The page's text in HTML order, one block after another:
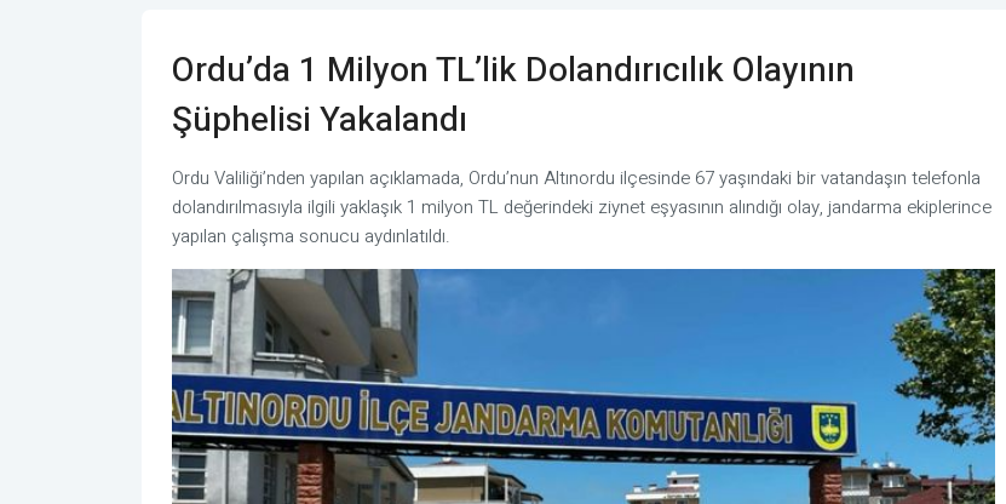
Ordu’da 1 Milyon TL’lik Dolandırıcılık Olayının
Şüphelisi Yakalandı
Ordu Valiliği’nden yapılan açıklamada, Ordu’nun Altınordu ilçesinde 67 yaşındaki bir vatandaşın telefonla
dolandırılmasıyla ilgili yaklaşık 1 milyon TL değerindeki ziynet eşyasının alındığı olay, jandarma ekiplerince
yapılan çalışma sonucu aydınlatıldı.